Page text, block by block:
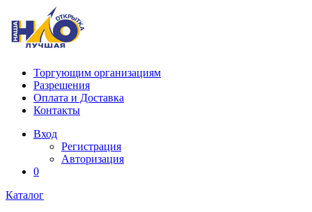
Торгующим организациям
Разрешения
Оплата и Доставка
Контакты
Вход
Регистрация
Авторизация
0
Каталог